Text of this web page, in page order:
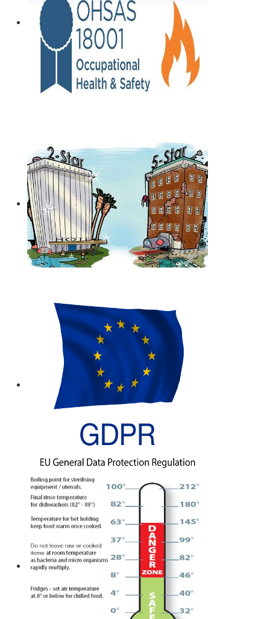
Άδεια λειτουργίας catering -
Τα catering αδειοδοτούνται
ως επαγγελματικά εργαστήρια με προαπαιτούμενη
κτηνιατρική άδεια λειτουργίας η οποία συνοδεύεται από
πλήρη μελέτη HACCP, σύμφωνα με τον ευρωπαϊκό
Μελέτη - άδεια διάθεσης υγρών αποβλήτων -
τις επιχειρήσεις του νομού Θεσσαλονίκης η ΕΥΑΘ ζητάει
υγειονολογική μελέτη (πτυχιούχου μελετητή) παραγωγής
/ επεξεργασίας / διάθεσης υγρών αποβλήτων,
προκειμένου να εκδώσει την άδεια διάθεσης - σύνδεσης
με το δίκτυο αποχέτευσης (ειδικός κανονισμός
αποχέτευσης ΦΕΚ 1793Β-2018)..
Μελέτη επικινδυνότητας λεγιονέλλα -
αναγνώριση και μελέτη εκτίμησης του κινδύνου από την
λεγιονέλλα στις υδρεύσεις ξενοδοχειακών κτιρίων
επιβάλλεται από τις νέες υγειονομικές διατάξεις του
Υπουργείου Υγείας.
Συλλογή - μεταφορά και επεξεργασία ζωικών
διέπεται από τον Κανονισμό (ΕΚ) αριθ. 1069/2009 και
αρμόδιες είναι οι κτηνιατρικές υπηρεσίες. Τα
αδρανοποιημένα ζωικά υποπροϊόντα θεωρούνται μη
επικίνδυνα απόβλητα και περιλαμβάνονται στον
κατάλογο ΕΚΑ.
Νομιμοποίηση γεώτρησης -
Όλες οι μεταβιβάσεις
ακινήτων, στα οποία υπάρχει γεώτρηση, εκτελούνται